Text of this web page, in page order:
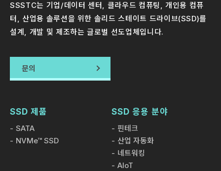
SSSTC는 기업/데이터 센터, 클라우드 컴퓨팅, 개인용 컴퓨
터, 산업용 솔루션을 위한 솔리드 스테이트 드라이브(SSD)를
설계, 개발 및 제조하는 글로벌 선도업체입니다.
문의
SSD 제품
SATA
NVMe™ SSD
SSD 응용 분야
핀테크
산업 자동화
네트워킹
AIoT